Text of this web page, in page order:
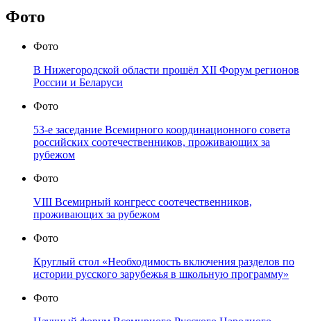
Фото
Фото
В Нижегородской области прошёл XII Форум регионов
России и Беларуси
Фото
53-е заседание Всемирного координационного совета
российских соотечественников, проживающих за
рубежом
Фото
VIII Всемирный конгресс соотечественников,
проживающих за рубежом
Фото
Круглый стол «Необходимость включения разделов по
истории русского зарубежья в школьную программу»
Фото